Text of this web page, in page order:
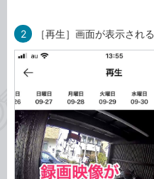
2 ［再生］画面が表示される